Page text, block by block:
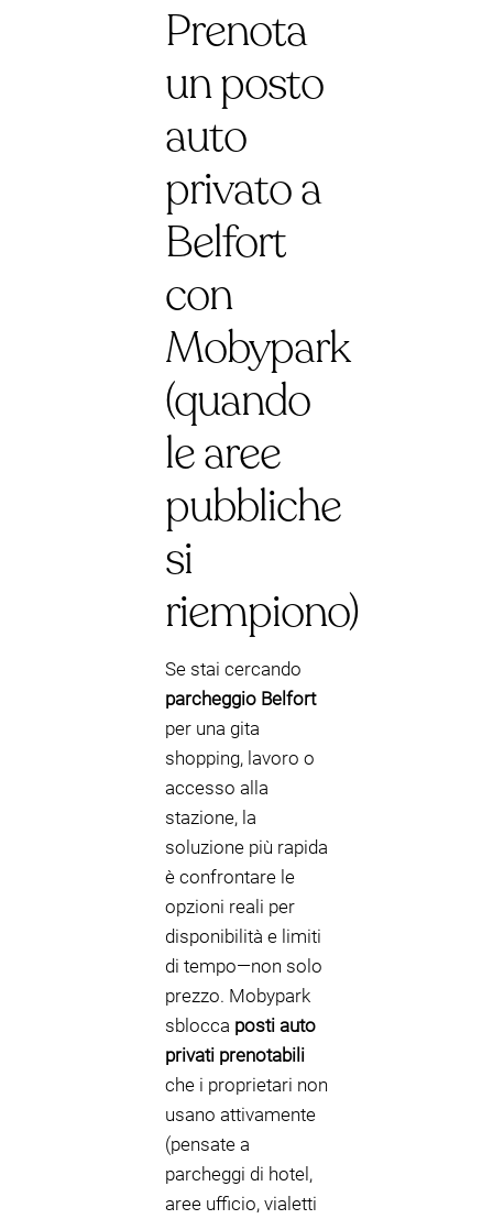
Prenota
un posto
auto
privato a
Belfort
con
Mobypark
(quando
le aree
pubbliche
si
riempiono)
Se stai cercando
parcheggio Belfort
per una gita
shopping, lavoro o
accesso alla
stazione, la
soluzione più rapida
è confrontare le
opzioni reali per
disponibilità e limiti
di tempo—non solo
prezzo. Mobypark
sblocca posti auto
privati prenotabili
che i proprietari non
usano attivamente
(pensate a
parcheggi di hotel,
aree ufficio, vialetti